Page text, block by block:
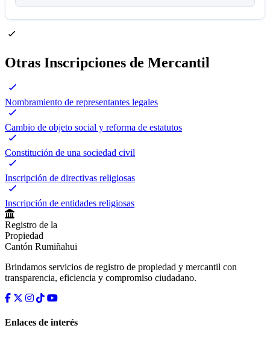
Otras Inscripciones de Mercantil
Nombramiento de representantes legales
Cambio de objeto social y reforma de estatutos
Constitución de una sociedad civil
Inscripción de directivas religiosas
Inscripción de entidades religiosas
Registro de la
Propiedad
Cantón Rumiñahui
Brindamos servicios de registro de propiedad y mercantil con
transparencia, eficiencia y compromiso ciudadano.
Enlaces de interés